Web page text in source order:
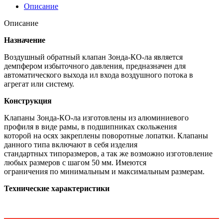
Описание
Описание
Назначение
Воздушный обратный клапан Зонда-КО-ла является
демпфером избыточного давления, предназначен для
автоматического выхода ил входа воздушного потока в
агрегат или систему.
Конструкция
Клапаны Зонда-КО-ла изготовлены из алюминиевого
профиля в виде рамы, в подшипниках скольжения
которой на осях закреплены поворотные лопатки. Клапаны
данного типа включают в себя изделия
стандартных типоразмеров, а так же возможно изготовление
любых размеров с шагом 50 мм. Имеются
ограничения по минимальным и максимальным размерам.
Технические характеристики